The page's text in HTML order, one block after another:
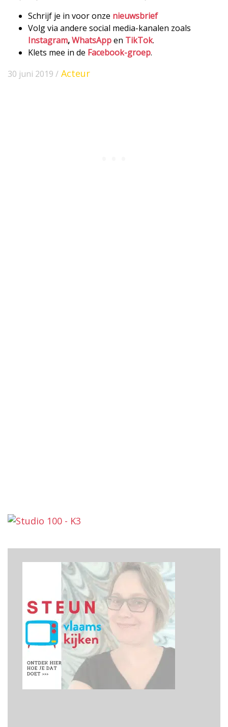
Schrijf je in voor onze nieuwsbrief
Volg via andere social media-kanalen zoals
Instagram,WhatsAppen TikTok.
Klets mee in de Facebook-groep.
30 juni 2019 / Acteur